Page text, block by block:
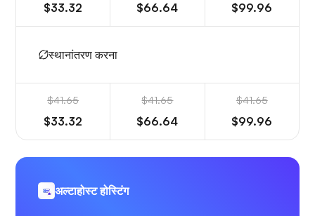
$33.32 $66.64 $99.96
स्थानांतरण करना
$41.65
$33.32
$41.65
$66.64
$41.65
$99.96
अल्टाहोस्ट होस्टिंग